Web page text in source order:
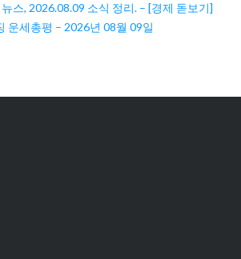
스, 2026.08.09 소식 정리. – [경제 돋보기]
운세총평 – 2026년 08월 09일